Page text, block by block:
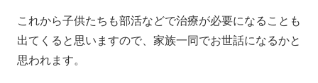
これから子供たちも部活などで治療が必要になることも
出てくると思いますので、家族一同でお世話になるかと
思われます。